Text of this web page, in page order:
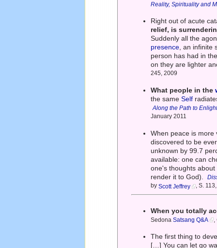
Reality, Spirituality and
Right out of acute
relief, is
Suddenly all the
presence , an
person has had in
on they are lighter
245, 2009
What people in the
the sameSelf
Along the Path to
January 2011
When peace is
discovered to be
unknown by 99.7
available: one can
one's thoughts
render it to God).
byScott Jeffrey , S.
When you totally
SedonaSatsang Q&A ,
The first thing to
[…] You can let go